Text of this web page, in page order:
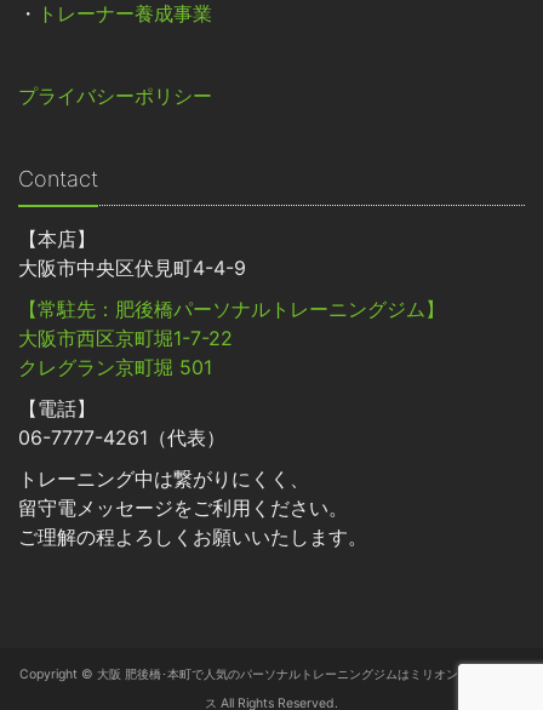
・ トレーナー養成事業
プライバシーポリシー
Contact
【本店】
大阪市中央区伏見町4-4-9
【常駐先：肥後橋パーソナルトレーニングジム】
大阪市西区京町堀1-7-22
クレグラン京町堀 501
【電話】
06-7777-4261（代表）
トレーニング中は繋がりにくく、
留守電メッセージをご利用ください。
ご理解の程よろしくお願いいたします。
Copyright © 大阪 肥後橋･本町で人気のパーソナルトレーニングジムはミリオン･フィットネ
ス All Rights Reserved.